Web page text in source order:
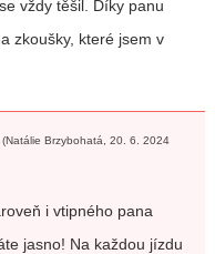
vždy těšil. Díky panu
zkoušky, které jsem v
(Natálie Brzybohatá, 20. 6. 2024
i vtipného pana
jasno! Na každou jízdu